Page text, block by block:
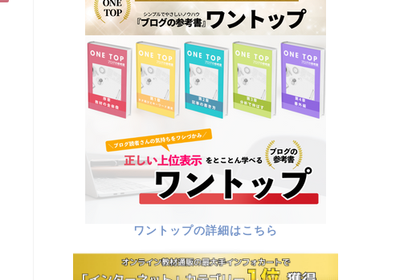
ワントップの詳細はこちら